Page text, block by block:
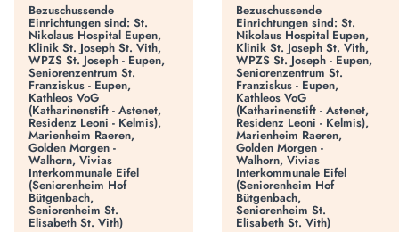
Bezuschussende
Einrichtungen sind: St.
Nikolaus Hospital Eupen,
Klinik St. Joseph St. Vith,
WPZS St. Joseph - Eupen,
Seniorenzentrum St.
Franziskus - Eupen,
Kathleos VoG
(Katharinenstift - Astenet,
Residenz Leoni - Kelmis),
Marienheim Raeren,
Golden Morgen -
Walhorn, Vivias
Interkommunale Eifel
(Seniorenheim Hof
Bütgenbach,
Seniorenheim St.
Elisabeth St. Vith)
Bezuschussende
Einrichtungen sind: St.
Nikolaus Hospital Eupen,
Klinik St. Joseph St. Vith,
WPZS St. Joseph - Eupen,
Seniorenzentrum St.
Franziskus - Eupen,
Kathleos VoG
(Katharinenstift - Astenet,
Residenz Leoni - Kelmis),
Marienheim Raeren,
Golden Morgen -
Walhorn, Vivias
Interkommunale Eifel
(Seniorenheim Hof
Bütgenbach,
Seniorenheim St.
Elisabeth St. Vith)